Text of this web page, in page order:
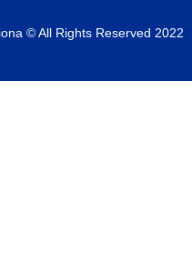
© All Rights Reserved 2022